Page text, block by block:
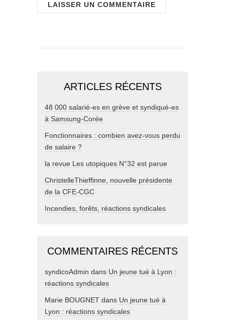
ARTICLES RÉCENTS
48 000 salarié-es en grève et syndiqué-es
à Samsung-Corée
Fonctionnaires : combien avez-vous perdu
de salaire ?
la revue Les utopiques N°32 est parue
ChristelleThieffinne, nouvelle présidente
de la CFE-CGC
Incendies, forêts, réactions syndicales
COMMENTAIRES RÉCENTS
syndicoAdmin dans Un jeune tué à Lyon :
réactions syndicales
Marie BOUGNET dans Un jeune tué à
Lyon : réactions syndicales